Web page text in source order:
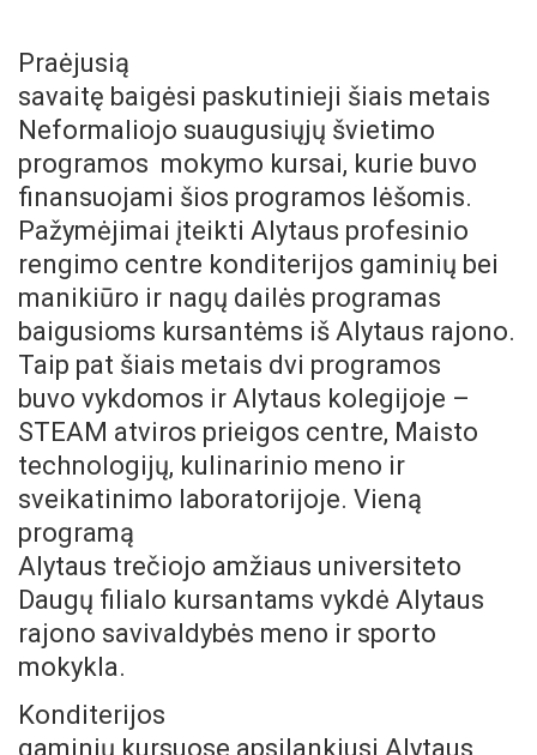
Praėjusią
savaitę baigėsi paskutinieji šiais metais
Neformaliojo suaugusiųjų švietimo
programos mokymo kursai, kurie buvo
finansuojami šios programos lėšomis.
Pažymėjimai įteikti Alytaus profesinio
rengimo centre konditerijos gaminių bei
manikiūro ir nagų dailės programas
baigusioms kursantėms iš Alytaus rajono.
Taip pat šiais metais dvi programos
buvo vykdomos ir Alytaus kolegijoje –
STEAM atviros prieigos centre, Maisto
technologijų, kulinarinio meno ir
sveikatinimo laboratorijoje. Vieną
programą
Alytaus trečiojo amžiaus universiteto
Daugų filialo kursantams vykdė Alytaus
rajono savivaldybės meno ir sporto
mokykla.
Konditerijos
gaminių kursuose apsilankiusi Alytaus